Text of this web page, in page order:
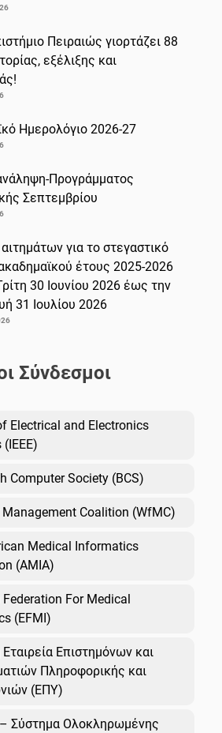
Πειραιώς γιορτάζει 88
εξέλιξης και
Ημερολόγιο 2026-27
Προγράμματος
Σεπτεμβρίου
για το στεγαστικό
έτους 2025-2026
30 Ιουνίου 2026 έως την
31 Ιουλίου 2026
Σύνδεσμοι
Electrical and Electronics
(IEEE)
Computer Society (BCS)
Coalition (WfMC)
Medical Informatics
(AMIA)
Federation For Medical
(EFMI)
Επιστημόνων και
Πληροφορικής και
(ΕΠΥ)
Σύστημα Ολοκληρωμένης